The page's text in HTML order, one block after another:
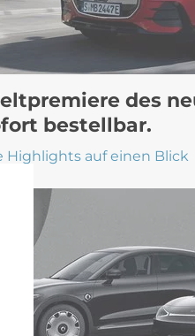
des
bestellbar.
Highlights auf einen Blick